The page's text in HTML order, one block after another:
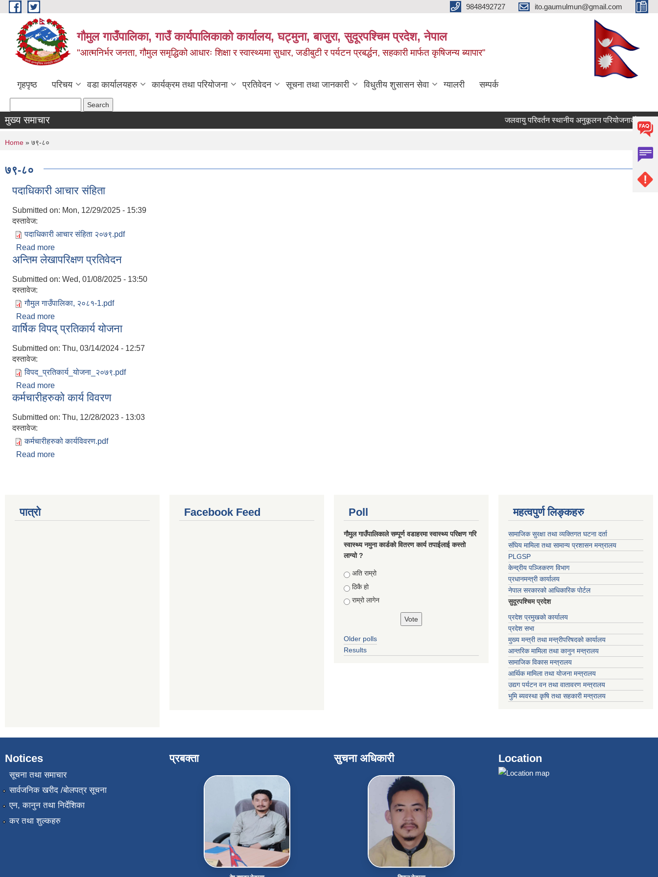
Skip to main content 9848492727 ito.gaumulmun@gmail.com
गौमुल गाउँपालिका, गाउँ कार्यपालिकाको कार्यालय, घट्मुना, बाजुरा, सुदूरपश्चिम प्रदेश, नेपाल
"आत्मनिर्भर जनता, गौमुल समृद्धिको आधारः शिक्षा र स्वास्थ्यमा सुधार, जडीबुटी र पर्यटन प्रबर्द्धन, सहकारी मार्फत कृषिजन्य ब्यापार”
गृहपृष्ठ परिचय वडा कार्यालयहरु कार्यक्रम तथा परियोजना प्रतिवेदन सूचना तथा जानकारी विधुतीय शुसासन सेवा ग्यालरी सम्पर्क
मुख्य समाचार जलवायु परिवर्तन स्थानीय अनुकूलन परियोजनाको आ.व.
You are here
Home » ७९-८०
७९-८०
पदाधिकारी आचार संहिता
Submitted on: Mon, 12/29/2025 - 15:39
दस्तावेज:
पदाधिकारी आचार संहिता २०७९.pdf
Read more
अन्तिम लेखापरिक्षण प्रतिवेदन
Submitted on: Wed, 01/08/2025 - 13:50
दस्तावेज:
गौमुल गाउँपालिका, २०८१-1.pdf
Read more
वार्षिक विपद् प्रतिकार्य योजना
Submitted on: Thu, 03/14/2024 - 12:57
दस्तावेज:
विपद_प्रतिकार्य_योजना_२०७९.pdf
Read more
कर्मचारीहरुको कार्य विवरण
Submitted on: Thu, 12/28/2023 - 13:03
दस्तावेज:
कर्मचारीहरुको कार्यविवरण.pdf
Read more
पात्रो Facebook Feed Poll
गौमुल गाउँपालिकाले सम्पूर्ण वडाहरमा स्वास्थ्य परिक्षण गरि
स्वास्थ्य नमुना कार्डको वितरण कार्य तपाईलाई कस्तो
लाग्यो ?
Choices
अति राम्रो
ठिकै हो
राम्रो लागेन
Older polls
Results
महत्वपुर्ण लिङ्कहरु
सामाजिक सुरक्षा तथा व्यक्तिगत घटना दर्ता
संघिय मामिला तथा सामान्य प्रशासन मन्त्रालय
PLGSP
केन्द्रीय पञ्जिकरण विभाग
प्रधानमन्त्री कार्यालय
नेपाल सरकारको आधिकारिक पोर्टल
सुदूरपश्चिम प्रदेश
प्रदेश प्रमुखको कार्यालय
प्रदेश सभा
मुख्य मन्त्री तथा मन्त्रीपरिषदको कार्यालय
आन्तरिक मामिला तथा कानुन मन्त्रालय
सामाजिक विकास मन्त्रालय
आर्थिक मामिला तथा योजना मन्त्रालय
उद्यग पर्यटन वन तथा वातावरण मन्त्रालय
भुमि ब्यवस्था कृषि तथा सहकारी मन्त्रालय
Notices
सूचना तथा समाचार
सार्वजनिक खरीद /बोलपत्र सूचना
एन, कानुन तथा निर्देशिका
कर तथा शुल्कहरु
प्रबक्ता सुचना अधिकारी Location